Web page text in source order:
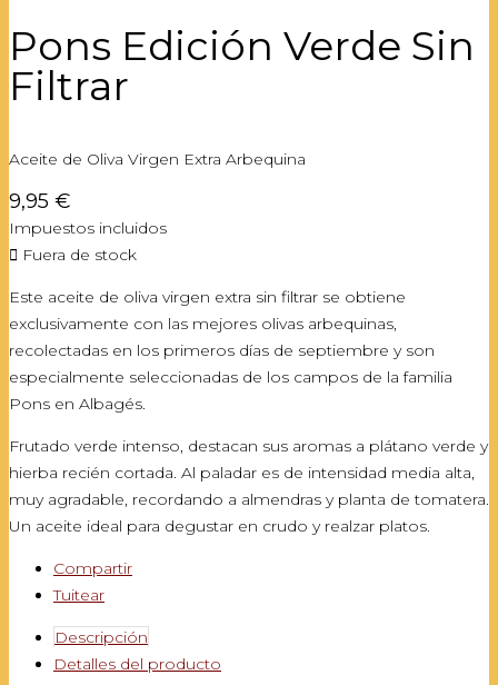
Pons Edición Verde Sin
Filtrar
Aceite de Oliva Virgen Extra Arbequina
9,95 €
Impuestos incluidos
 Fuera de stock
Este aceite de oliva virgen extra sin filtrar se obtiene
exclusivamente con las mejores olivas arbequinas,
recolectadas en los primeros días de septiembre y son
especialmente seleccionadas de los campos de la familia
Pons en Albagés.
Frutado verde intenso, destacan sus aromas a plátano verde y
hierba recién cortada. Al paladar es de intensidad media alta,
muy agradable, recordando a almendras y planta de tomatera.
Un aceite ideal para degustar en crudo y realzar platos.
Compartir
Tuitear
Descripción
Detalles del producto